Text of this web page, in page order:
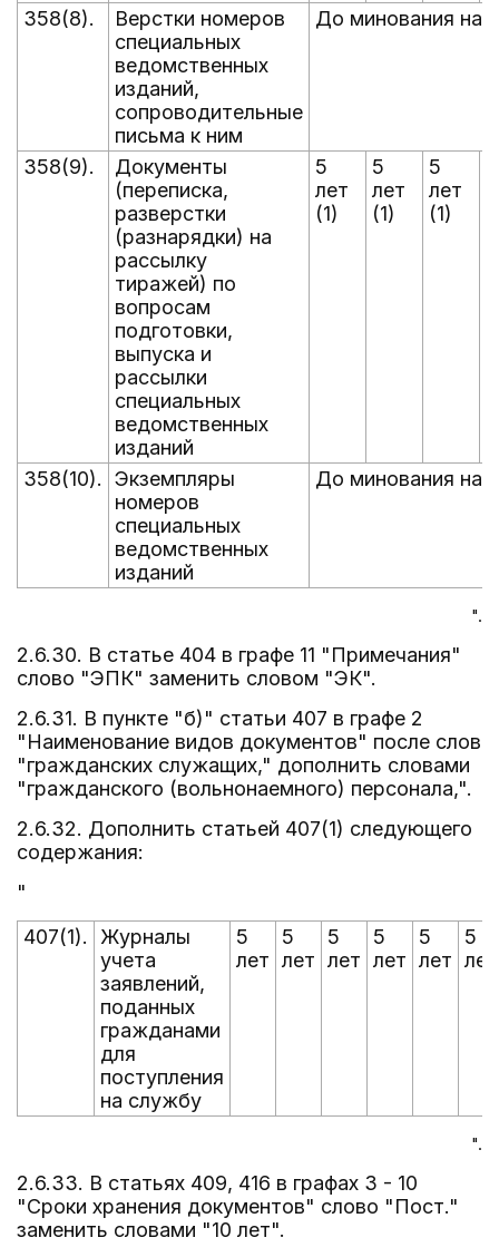
358(8).
Верстки номеров
специальных
ведомственных
изданий,
сопроводительные
письма к ним
До минования
358(9).
Документы
(переписка,
разверстки
(разнарядки) на
рассылку
тиражей) по
вопросам
подготовки,
выпуска и
рассылки
специальных
ведомственных
изданий
5
лет
(1)
5
лет
(1)
5
лет
(1)
358(10).
Экземпляры
номеров
специальных
ведомственных
изданий
До минования
".
2.6.30. В статье 404 в графе 11 "Примечания"
слово "ЭПК" заменить словом "ЭК".
2.6.31. В пункте "б)" статьи 407 в графе 2
"Наименование видов документов" после слов
"гражданских служащих," дополнить словами
"гражданского (вольнонаемного) персонала,".
2.6.32. Дополнить статьей 407(1) следующего
содержания:
"
407(1).
Журналы
учета
заявлений,
поданных
гражданами
для
поступления
на службу
5
лет
5
лет
5
лет
5
лет
5
лет
5
лет
".
2.6.33. В статьях 409, 416 в графах 3 - 10
"Сроки хранения документов" слово "Пост."
заменить словами "10 лет".